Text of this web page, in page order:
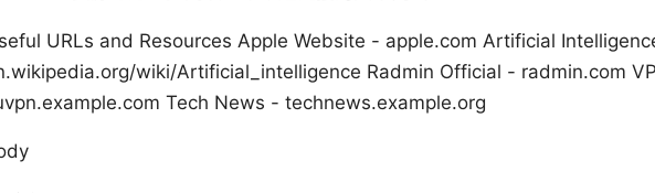
URLs and Resources Apple Website - apple.com Artificial
wiki/Artificial_intelligence Radmin Official - radmin.com
Tech News - technews.example.org